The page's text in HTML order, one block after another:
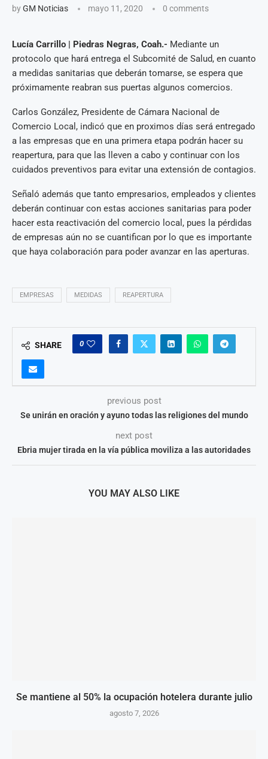
byGM Noticias mayo 11, 2020 0 comments
Lucía Carrillo | Piedras Negras, Coah.- Mediante un
protocolo que hará entrega el Subcomité de Salud, en cuanto
a medidas sanitarias que deberán tomarse, se espera que
próximamente reabran sus puertas algunos comercios.
Carlos González, Presidente de Cámara Nacional de
Comercio Local, indicó que en proximos días será entregado
a las empresas que en una primera etapa podrán hacer su
reapertura, para que las lleven a cabo y continuar con los
cuidados preventivos para evitar una extensión de contagios.
Señaló además que tanto empresarios, empleados y clientes
deberán continuar con estas acciones sanitarias para poder
hacer esta reactivación del comercio local, pues la pérdidas
de empresas aún no se cuantifican por lo que es importante
que haya colaboración para poder avanzar en las aperturas.
EMPRESAS MEDIDAS REAPERTURA
SHARE 0
previous post
Se unirán en oración y ayuno todas las religiones del mundo
next post
Ebria mujer tirada en la vía pública moviliza a las autoridades
YOU MAY ALSO LIKE
Se mantiene al 50% la ocupación hotelera durante julio
agosto 7, 2026